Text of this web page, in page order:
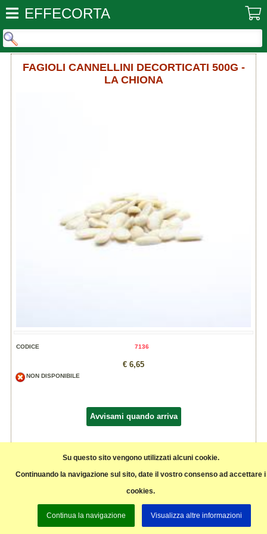
Su questo sito vengono utilizzati alcuni cookie.
Continuando la navigazione sul sito, date il vostro consenso ad accettare i
cookies.
Continua la navigazione Visualizza altre informazioni
EFFECORTA
FAGIOLI CANNELLINI DECORTICATI 500G -
LA CHIONA
CODICE 7136
€ 6,65
NON DISPONIBILE
Avvisami quando arriva
Ingredienti: cannellini origine Italia decorticati a pietra
Può contenere tracce di soia, glutine, fave e frutta a guscio.